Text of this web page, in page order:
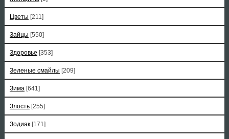
Цветы [211]
Зайцы [550]
Здоровье [353]
Зеленые смайлы [209]
Зима [641]
Злость [255]
Зодиак [171]